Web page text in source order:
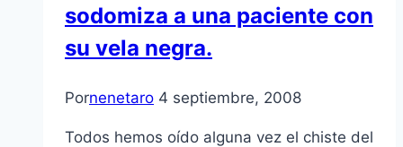
sodomiza a una paciente con
su vela negra.
Pornenetaro 4 septiembre, 2008
Todos hemos oí­do alguna vez el chiste del